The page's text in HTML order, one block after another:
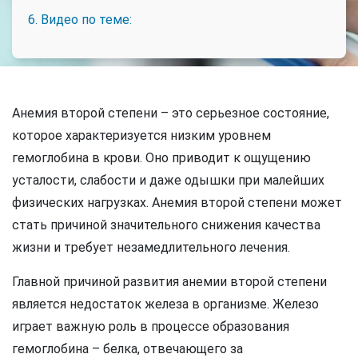
6. Видео по теме:
Анемия второй степени – это серьезное состояние,
которое характеризуется низким уровнем
гемоглобина в крови. Оно приводит к ощущению
усталости, слабости и даже одышки при малейших
физических нагрузках. Анемия второй степени может
стать причиной значительного снижения качества
жизни и требует незамедлительного лечения.
Главной причиной развития анемии второй степени
является недостаток железа в организме. Железо
играет важную роль в процессе образования
гемоглобина – белка, отвечающего за